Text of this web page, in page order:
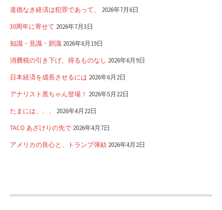
道徳なき経済は犯罪であって、 2026年7月6日
30周年に寄せて 2026年7月3日
知識・見識・胆識 2026年6月19日
消費税の引き下げ、得るものなし 2026年6月9日
日本経済を成長させるには 2026年6月2日
アナリスト黒ちゃん登場！ 2026年5月22日
たまには、、、 2026年4月22日
TACO あざけりの先で 2026年4月7日
アメリカの良心と、トランプ弾劾 2026年4月2日